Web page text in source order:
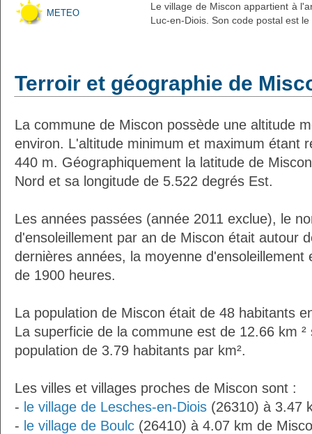
METEO
Le village de Miscon appartient à
Luc-en-Diois. Son code postal est le
Terroir et géographie de
La commune de Miscon possède une altitude
environ. L'altitude minimum et maximum étant
440 m. Géographiquement la latitude de
Nord et sa longitude de 5.522 degrés Est.
Les années passées (année 2011 exclue), le
d'ensoleillement par an de Miscon était autour
dernières années, la moyenne d'ensoleillement
de 1900 heures.
La population de Miscon était de 48 habitants
La superficie de la commune est de 12.66 km
population de 3.79 habitants par km².
Les villes et villages proches de Miscon sont :
- le village de Lesches-en-Diois (26310) à 3.47
- le village de Boulc (26410) à 4.07 km de